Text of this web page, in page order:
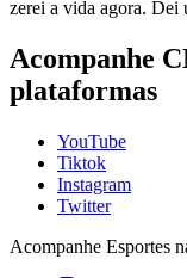
zerei a vida agora. Dei
Acompanhe
plataformas
YouTube
Tiktok
Instagram
Twitter
Acompanhe Esportes